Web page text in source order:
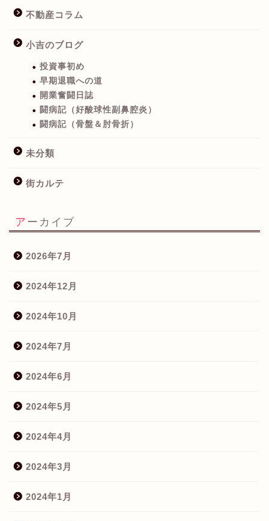
不動産コラム
小吉のブログ
投資事初め
早期退職への道
開業奮闘日誌
闘病記（好酸球性副鼻腔炎）
闘病記（骨盤＆肘骨折）
未分類
街カルテ
アーカイブ
2026年7月
2024年12月
2024年10月
2024年7月
2024年6月
2024年5月
2024年4月
2024年3月
2024年1月